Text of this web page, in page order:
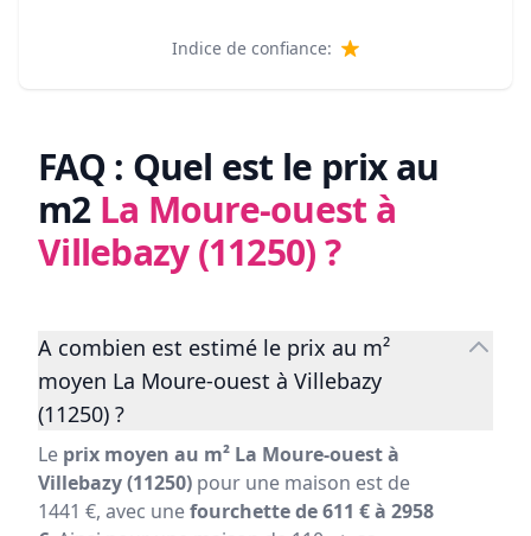
Indice de confiance:
FAQ : Quel est le prix au
m2 La Moure-ouest à
Villebazy (11250)?
A combien est estimé le prix au m²
moyen La Moure-ouest à Villebazy
(11250) ?
Le prix moyen au m² La Moure-ouest à
Villebazy (11250) pour une maison est de
1441 €, avec unefourchette de 611 € à 2958